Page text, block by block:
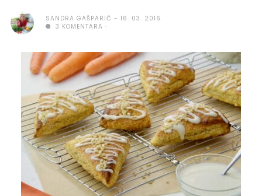
SANDRA GAŠPARIĆ
16. 03. 2016.
3 KOMENTARA